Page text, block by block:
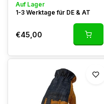
Auf Lager
1-3 Werktage für DE & AT
€45,00